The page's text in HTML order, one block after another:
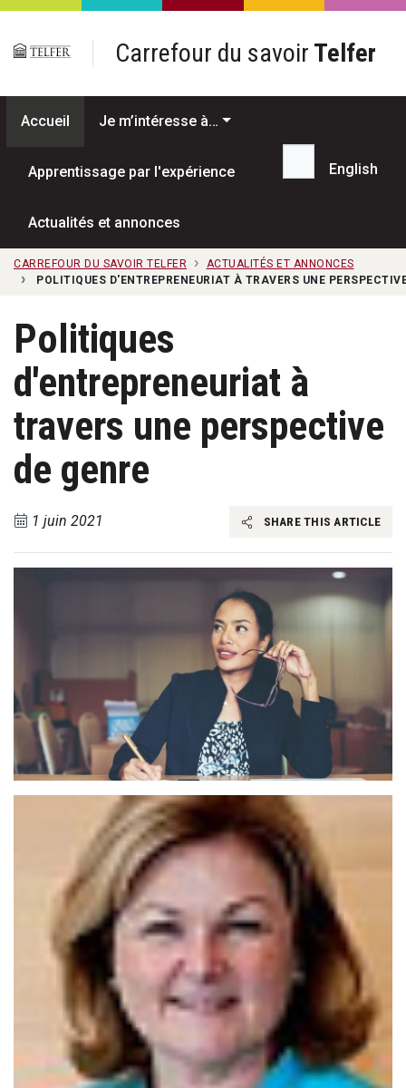
Passer au contenu principal
Carrefour du savoir Telfer
Accueil Je m’intéresse à…
Apprentissage par l'expérience
Actualités et annonces
Recherche...
English
CARREFOUR DU SAVOIR TELFER
ACTUALITÉS ET ANNONCES
POLITIQUES D'ENTREPRENEURIAT À TRAVERS UNE
Politiques
d'entrepreneuriat à
travers une perspective
de genre
1 juin 2021 SHARE THIS ARTICLE